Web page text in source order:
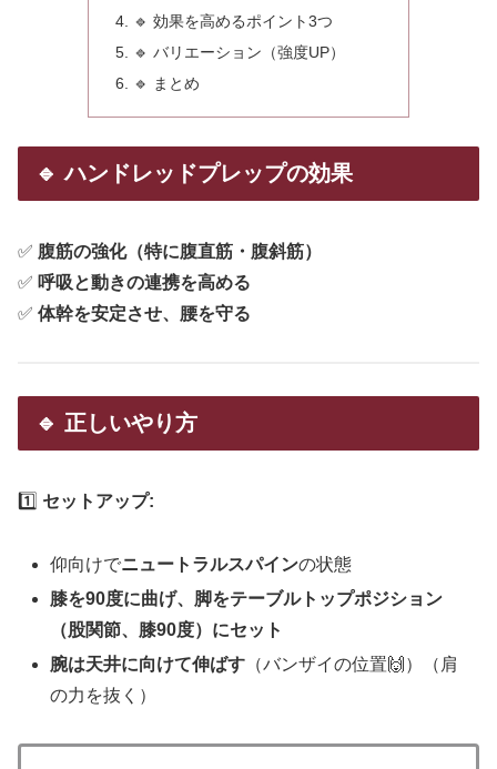
🔹 効果を高めるポイント3つ
🔹 バリエーション（強度UP）
🔹 まとめ
🔹 ハンドレッドプレップの効果
✅ 腹筋の強化（特に腹直筋・腹斜筋）
✅ 呼吸と動きの連携を高める
✅ 体幹を安定させ、腰を守る
🔹 正しいやり方
1️⃣ セットアップ:
仰向けでニュートラルスパインの状態
膝を90度に曲げ、脚をテーブルトップポジション
（股関節、膝90度）にセット
腕は天井に向けて伸ばす （バンザイの位置🙌）（肩
の力を抜く）